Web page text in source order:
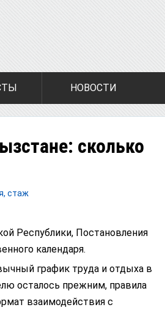
НОВОСТИ
сколько
стаж
Республики, Постановления
календаря.
график труда и отдыха в
осталось прежним, правила
взаимодействия с